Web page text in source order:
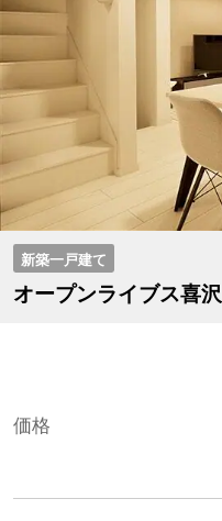
新築一戸建て
オープンライブス喜
価格